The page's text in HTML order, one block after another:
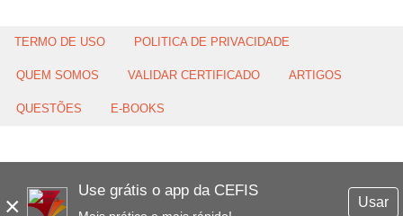
×
Use grátis o app da CEFIS
Usar
TERMO DE USO POLITICA DE PRIVACIDADE
QUEM SOMOS VALIDAR CERTIFICADO ARTIGOS
QUESTÕES E-BOOKS